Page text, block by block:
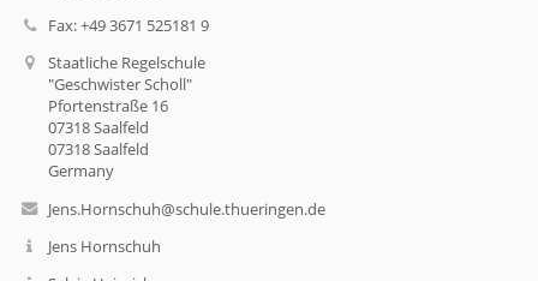
Fax: +49 3671 525181 9
Staatliche Regelschule
"Geschwister Scholl"
Pfortenstraße 16
07318 Saalfeld
07318 Saalfeld
Germany
Jens.Hornschuh@schule.thueringen.de
Jens Hornschuh